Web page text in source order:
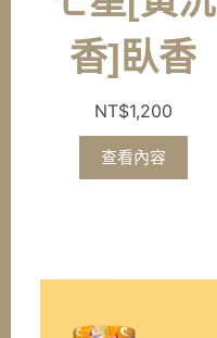
香]臥香
NT$1,200
查看內容